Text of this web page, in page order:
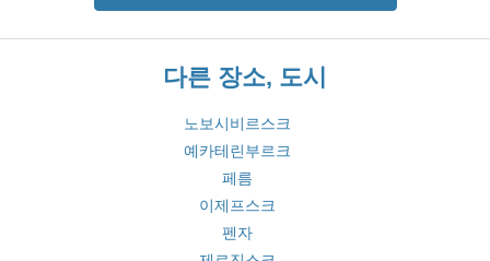
다른 장소, 도시
노보시비르스크
예카테린부르크
페름
이제프스크
펜자